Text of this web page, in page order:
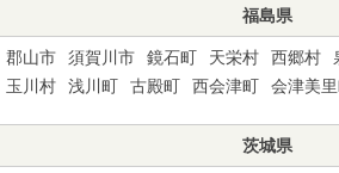
福島県
郡山市 須賀川市 鏡石町 天栄村 西郷村
玉川村
浅川町 古殿町 西会津町 会津美
茨城県